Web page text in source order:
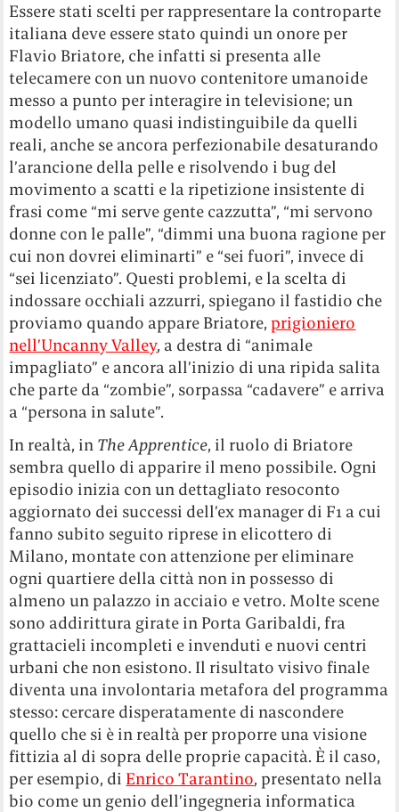
Essere stati scelti per rappresentare la controparte
italiana deve essere stato quindi un onore per
Flavio Briatore, che infatti si presenta alle
telecamere con un nuovo contenitore umanoide
messo a punto per interagire in televisione; un
modello umano quasi indistinguibile da quelli
reali, anche se ancora perfezionabile desaturando
l’arancione della pelle e risolvendo i bug del
movimento a scatti e la ripetizione insistente di
frasi come “mi serve gente cazzutta”, “mi servono
donne con le palle”, “dimmi una buona ragione per
cui non dovrei eliminarti” e “sei fuori”, invece di
“sei licenziato”. Questi problemi, e la scelta di
indossare occhiali azzurri, spiegano il fastidio che
proviamo quando appare Briatore,prigioniero
nell’Uncanny Valley, a destra di “animale
impagliato” e ancora all’inizio di una ripida salita
che parte da “zombie”, sorpassa “cadavere” e arriva
a “persona in salute”.
In realtà, in The Apprentice, il ruolo di Briatore
sembra quello di apparire il meno possibile. Ogni
episodio inizia con un dettagliato resoconto
aggiornato dei successi dell’ex manager di F1 a cui
fanno subito seguito riprese in elicottero di
Milano, montate con attenzione per eliminare
ogni quartiere della città non in possesso di
almeno un palazzo in acciaio e vetro. Molte scene
sono addirittura girate in Porta Garibaldi, fra
grattacieli incompleti e invenduti e nuovi centri
urbani che non esistono. Il risultato visivo finale
diventa una involontaria metafora del programma
stesso: cercare disperatamente di nascondere
quello che si è in realtà per proporre una visione
fittizia al di sopra delle proprie capacità. È il caso,
per esempio, di Enrico Tarantino, presentato nella
bio come un genio dell’ingegneria informatica